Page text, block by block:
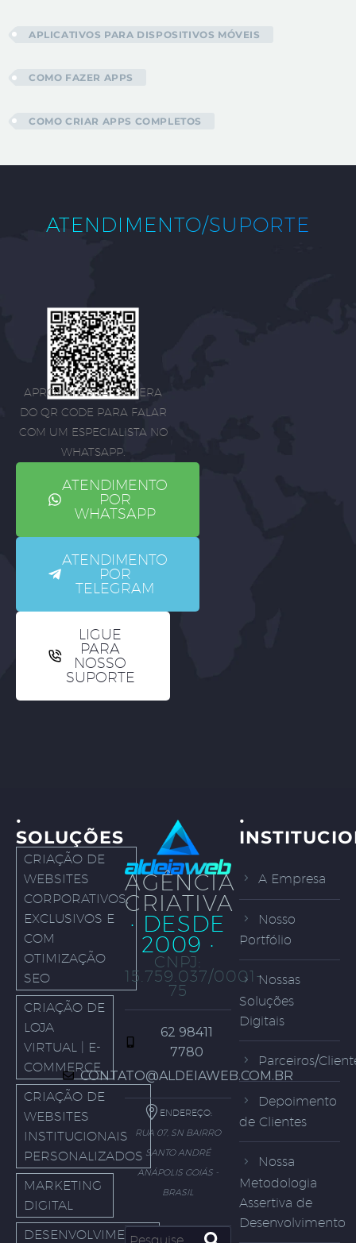
APLICATIVOS PARA DISPOSITIVOS MÓVEIS
COMO FAZER APPS
COMO CRIAR APPS COMPLETOS
ATENDIMENTO/SUPORTE
APROXIME SUA CÂMERA
DO QR CODE PARA FALAR
COM UM ESPECIALISTA NO
WHATSAPP.
ATENDIMENTO
POR
WHATSAPP
ATENDIMENTO
POR
TELEGRAM
LIGUE
PARA
NOSSO
SUPORTE
·
SOLUÇÕES
CRIAÇÃO DE
WEBSITES
CORPORATIVOS,
EXCLUSIVOS E
COM
OTIMIZAÇÃO
SEO
CRIAÇÃO DE
LOJA
VIRTUAL | E-
COMMERCE
CRIAÇÃO DE
WEBSITES
INSTITUCIONAIS
PERSONALIZADOS
MARKETING
DIGITAL
DESENVOLVIMENTO
AGÊNCIA
CRIATIVA
· DESDE
2009 ·
CNPJ:
15.759.037/0001-
75
62 98411
7780
CONTATO@ALDEIAWEB.COM.BR
ENDEREÇO:
RUA 07, SN BAIRRO
SANTO ANDRÉ
ANÁPOLIS GOIÁS -
BRASIL
·
A Empresa
Nosso
Portfólio
Nossas
Soluções
Digitais
Parceiros/
Depoimento
de Clientes
Nossa
Metodologia
Assertiva de
Desenvolvimento